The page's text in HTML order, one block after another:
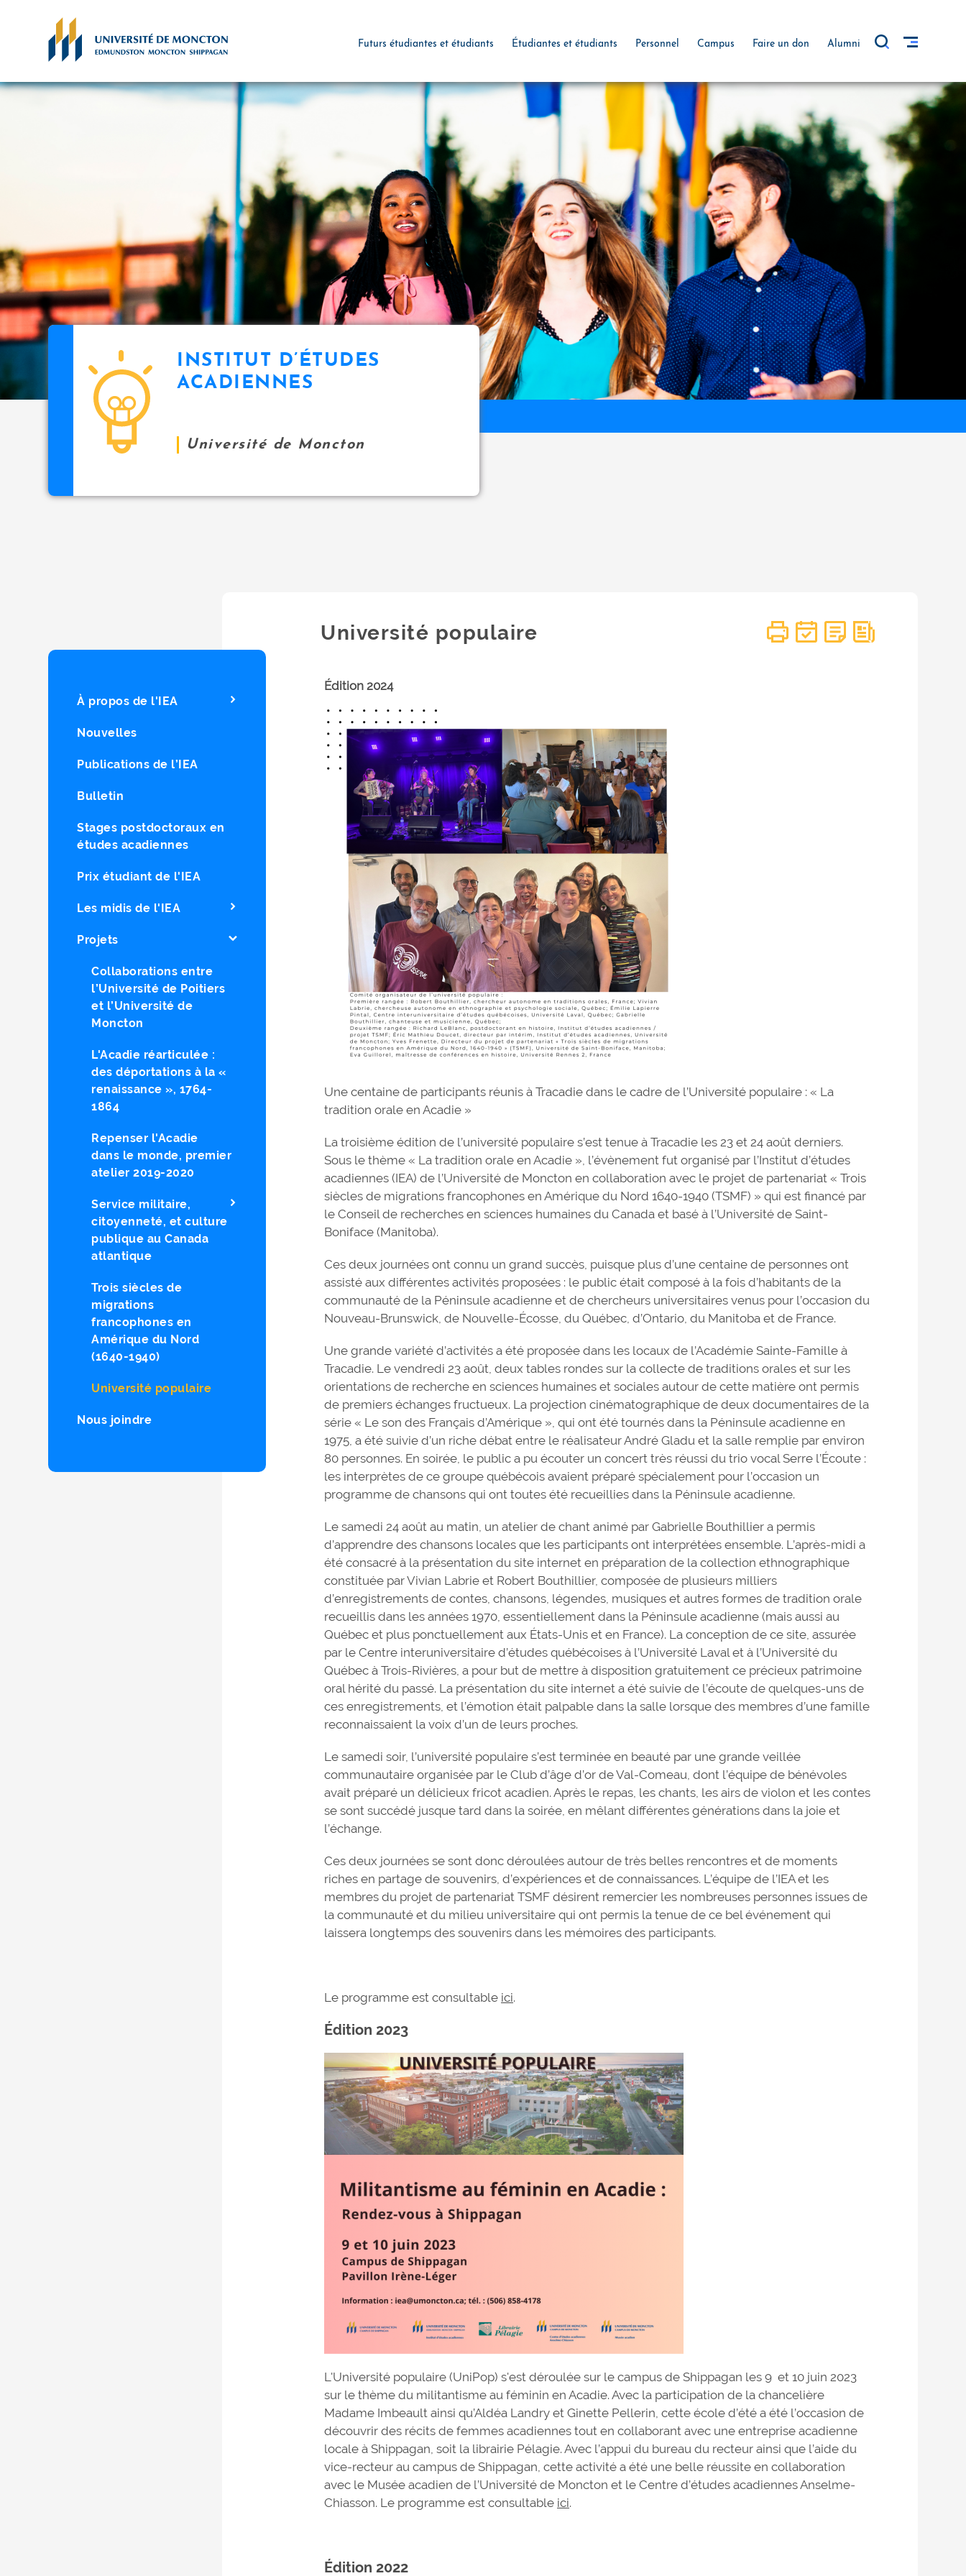
Futurs étudiantes et étudiants Étudiantes et étudiants Personnel Campus Faire un don Alumni
INSTITUT D’ÉTUDES
ACADIENNES
Université de Moncton
À propos de l'IEA
Nouvelles
Publications de l’IEA
Bulletin
Stages postdoctoraux en
études acadiennes
Prix étudiant de l'IEA
Les midis de l'IEA
Projets
Collaborations entre
l’Université de Poitiers
et l’Université de
Moncton
L'Acadie réarticulée :
des déportations à la «
renaissance », 1764-
1864
Repenser l'Acadie
dans le monde, premier
atelier 2019-2020
Service militaire,
citoyenneté, et culture
publique au Canada
atlantique
Trois siècles de
migrations
francophones en
Amérique du Nord
(1640-1940)
Université populaire
Nous joindre
Université populaire
Édition 2024
Une centaine de participants réunis à Tracadie dans le cadre de l’Université populaire : « La
tradition orale en Acadie »
La troisième édition de l’université populaire s’est tenue à Tracadie les 23 et 24 août derniers.
Sous le thème « La tradition orale en Acadie », l’évènement fut organisé par l’Institut d’études
acadiennes (IEA) de l’Université de Moncton en collaboration avec le projet de partenariat « Trois
siècles de migrations francophones en Amérique du Nord 1640-1940 (TSMF) » qui est financé par
le Conseil de recherches en sciences humaines du Canada et basé à l’Université de Saint-
Boniface (Manitoba).
Ces deux journées ont connu un grand succès, puisque plus d’une centaine de personnes ont
assisté aux différentes activités proposées : le public était composé à la fois d’habitants de la
communauté de la Péninsule acadienne et de chercheurs universitaires venus pour l’occasion du
Nouveau-Brunswick, de Nouvelle-Écosse, du Québec, d’Ontario, du Manitoba et de France.
Une grande variété d’activités a été proposée dans les locaux de l’Académie Sainte-Famille à
Tracadie. Le vendredi 23 août, deux tables rondes sur la collecte de traditions orales et sur les
orientations de recherche en sciences humaines et sociales autour de cette matière ont permis
de premiers échanges fructueux. La projection cinématographique de deux documentaires de la
série « Le son des Français d’Amérique », qui ont été tournés dans la Péninsule acadienne en
1975, a été suivie d’un riche débat entre le réalisateur André Gladu et la salle remplie par environ
80 personnes. En soirée, le public a pu écouter un concert très réussi du trio vocal Serre l’Écoute :
les interprètes de ce groupe québécois avaient préparé spécialement pour l’occasion un
programme de chansons qui ont toutes été recueillies dans la Péninsule acadienne.
Le samedi 24 août au matin, un atelier de chant animé par Gabrielle Bouthillier a permis
d’apprendre des chansons locales que les participants ont interprétées ensemble. L’après-midi a
été consacré à la présentation du site internet en préparation de la collection ethnographique
constituée par Vivian Labrie et Robert Bouthillier, composée de plusieurs milliers
d’enregistrements de contes, chansons, légendes, musiques et autres formes de tradition orale
recueillis dans les années 1970, essentiellement dans la Péninsule acadienne (mais aussi au
Québec et plus ponctuellement aux États-Unis et en France). La conception de ce site, assurée
par le Centre interuniversitaire d’études québécoises à l’Université Laval et à l’Université du
Québec à Trois-Rivières, a pour but de mettre à disposition gratuitement ce précieux patrimoine
oral hérité du passé. La présentation du site internet a été suivie de l’écoute de quelques-uns de
ces enregistrements, et l’émotion était palpable dans la salle lorsque des membres d’une famille
reconnaissaient la voix d’un de leurs proches.
Le samedi soir, l’université populaire s’est terminée en beauté par une grande veillée
communautaire organisée par le Club d’âge d’or de Val-Comeau, dont l’équipe de bénévoles
avait préparé un délicieux fricot acadien. Après le repas, les chants, les airs de violon et les contes
se sont succédé jusque tard dans la soirée, en mêlant différentes générations dans la joie et
l’échange.
Ces deux journées se sont donc déroulées autour de très belles rencontres et de moments
riches en partage de souvenirs, d’expériences et de connaissances. L’équipe de l’IEA et les
membres du projet de partenariat TSMF désirent remercier les nombreuses personnes issues de
la communauté et du milieu universitaire qui ont permis la tenue de ce bel événement qui
laissera longtemps des souvenirs dans les mémoires des participants.
Le programme est consultable ici.
Édition 2023
L'Université populaire (UniPop) s'est déroulée sur le campus de Shippagan les 9 et 10 juin 2023
sur le thème du militantisme au féminin en Acadie. Avec la participation de la chancelière
Madame Imbeault ainsi qu’Aldéa Landry et Ginette Pellerin, cette école d’été a été l’occasion de
découvrir des récits de femmes acadiennes tout en collaborant avec une entreprise acadienne
locale à Shippagan, soit la librairie Pélagie. Avec l’appui du bureau du recteur ainsi que l’aide du
vice-recteur au campus de Shippagan, cette activité a été une belle réussite en collaboration
avec le Musée acadien de l’Université de Moncton et le Centre d’études acadiennes Anselme-
Chiasson. Le programme est consultable ici.
Édition 2022